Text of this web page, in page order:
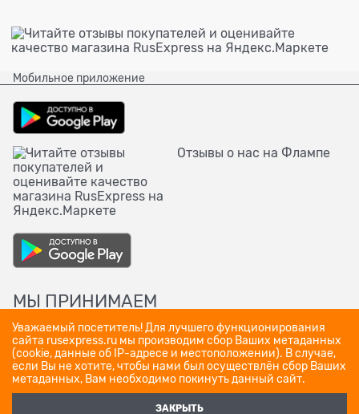
Мобильное приложение
Отзывы о нас на Флампе
МЫ ПРИНИМАЕМ
Уважаемый посетитель! Для лучшего функционирования
сайта rusexpress.ru мы производим сбор Ваших метаданных
(cookie, данные об IP-адресе и местоположении). В случае,
если Вы не хотите, чтобы нами был осуществлён сбор Ваших
метаданных, Вам необходимо покинуть данный сайт.
ЗАКРЫТЬ